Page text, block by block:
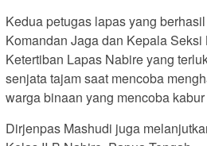
Kedua petugas lapas yang
Komandan Jaga dan Kepala Seksi
Ketertiban Lapas Nabire yang
senjata tajam saat mencoba
warga binaan yang mencoba
Dirjenpas Mashudi juga